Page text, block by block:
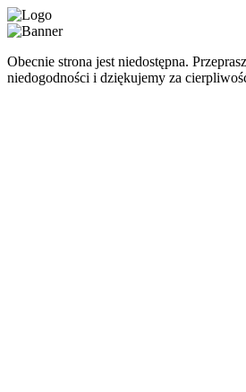
Obecnie strona jest niedostępna.
niedogodności i dziękujemy za